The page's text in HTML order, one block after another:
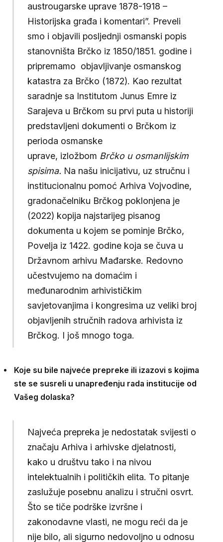
austrougarske uprave 1878-1918 –
Historijska građa i komentari”. Preveli
smo i objavili posljednji osmanski popis
stanovništa Brčko iz 1850/1851. godine i
pripremamo objavljivanje osmanskog
katastra za Brčko (1872). Kao rezultat
saradnje sa Institutom Junus Emre iz
Sarajeva u Brčkom su prvi puta u historiji
predstavljeni dokumenti o Brčkom iz
perioda osmanske
uprave, izložbom Brčko u osmanlijskim
spisima. Na našu inicijativu, uz stručnu i
institucionalnu pomoć Arhiva Vojvodine,
gradonačelniku Brčkog poklonjena je
(2022) kopija najstarijeg pisanog
dokumenta u kojem se pominje Brčko,
Povelja iz 1422. godine koja se čuva u
Državnom arhivu Mađarske. Redovno
učestvujemo na domaćim i
međunarodnim arhivističkim
savjetovanjima i kongresima uz veliki broj
objavljenih stručnih radova arhivista iz
Brčkog. I još mnogo toga.
Koje su bile najveće prepreke ili izazovi s kojima
ste se susreli u unapređenju rada institucije od
Vašeg dolaska?
Najveća prepreka je nedostatak svijesti o
značaju Arhiva i arhivske djelatnosti,
kako u društvu tako i na nivou
intelektualnih i političkih elita. To pitanje
zaslužuje posebnu analizu i stručni osvrt.
Što se tiče podrške izvršne i
zakonodavne vlasti, ne mogu reći da je
nije bilo, ali sigurno nedovoljno u odnosu